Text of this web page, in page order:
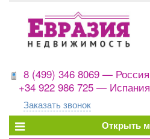
8 (499) 346 8069 — Россия
+34 922 986 725 — Испания
Заказать звонок